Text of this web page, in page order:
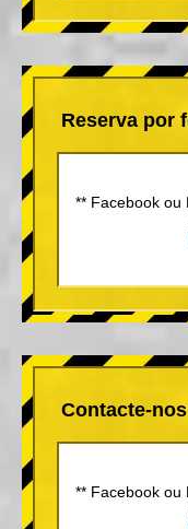
Reserva por
** Facebook ou
Contacte-
** Facebook ou